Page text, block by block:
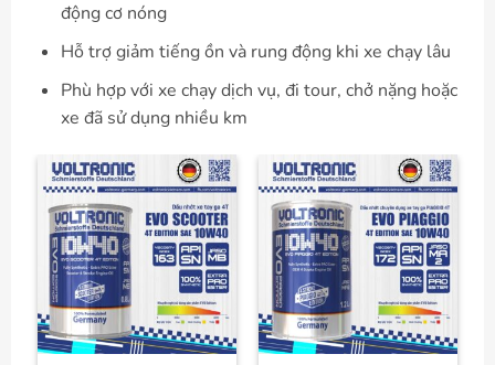
động cơ nóng
Hỗ trợ giảm tiếng ồn và rung động khi xe chạy lâu
Phù hợp với xe chạy dịch vụ, đi tour, chở nặng hoặc
xe đã sử dụng nhiều km